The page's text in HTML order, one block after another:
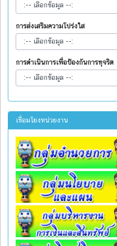
การส่งเสริมความโปร่งใส
การดำเนินการเพื่อป้องกันการทุจริต
เชื่อมโยงหน่วยงาน